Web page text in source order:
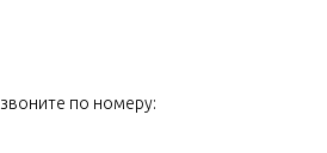
по номеру: